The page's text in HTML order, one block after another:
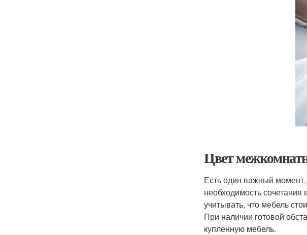
Цвет
Есть один важный момент,
необходимость
учитывать, что мебель
При наличии готовой
купленную мебель.